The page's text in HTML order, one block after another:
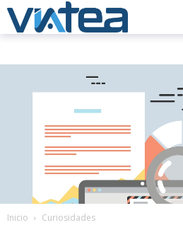
Inicio Curiosidades